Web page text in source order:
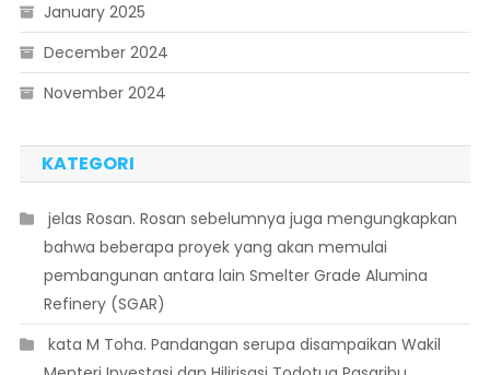
January 2025
December 2024
November 2024
KATEGORI
 jelas Rosan. Rosan sebelumnya juga mengungkapkan
bahwa beberapa proyek yang akan memulai
pembangunan antara lain Smelter Grade Alumina
Refinery (SGAR)
 kata M Toha. Pandangan serupa disampaikan Wakil